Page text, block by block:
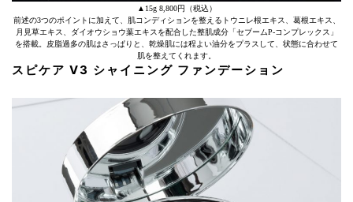
▲15g 8,800円（税込）
前述の3つのポイントに加えて、肌コンディションを整えるトウニレ根エキス、葛根エキス、
月見草エキス、ダイオウショウ葉エキスを配合した整肌成分「セブームP-コンプレックス」
を搭載。皮脂過多の肌はさっぱりと、乾燥肌には程よい油分をプラスして、状態に合わせて
肌を整えてくれます。
スピケア V3 シャイニング ファンデーション